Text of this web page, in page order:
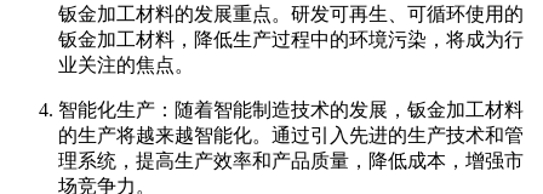
钣金加工材料的发展重点。研发可再生、可循环使用的
钣金加工材料，降低生产过程中的环境污染，将成为行
业关注的焦点。
智能化生产：随着智能制造技术的发展，钣金加工材料
的生产将越来越智能化。通过引入先进的生产技术和管
理系统，提高生产效率和产品质量，降低成本，增强市
场竞争力。